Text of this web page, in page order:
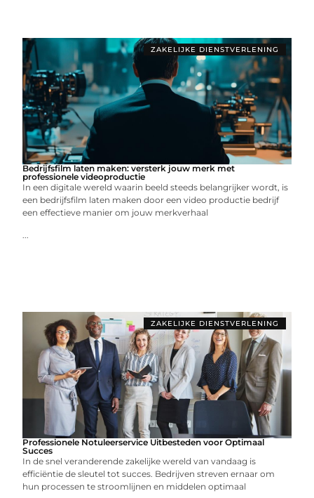
ZAKELIJKE DIENSTVERLENING
Bedrijfsfilm laten maken: versterk jouw merk met
professionele videoproductie
In een digitale wereld waarin beeld steeds belangrijker wordt, is
een bedrijfsfilm laten maken door een video productie bedrijf
een effectieve manier om jouw merkverhaal
...
ZAKELIJKE DIENSTVERLENING
Professionele Notuleerservice Uitbesteden voor Optimaal
Succes
In de snel veranderende zakelijke wereld van vandaag is
efficiëntie de sleutel tot succes. Bedrijven streven ernaar om
hun processen te stroomlijnen en middelen optimaal